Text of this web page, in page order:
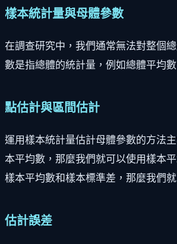
樣本統計量與母體參數
在調查研究中，我們通常無法對整個
數是指總體的統計量，例如總體平均
點估計與區間估計
運用樣本統計量估計母體參數的方法
本平均數，那麼我們就可以使用樣本
樣本平均數和樣本標準差，那麼我們
估計誤差